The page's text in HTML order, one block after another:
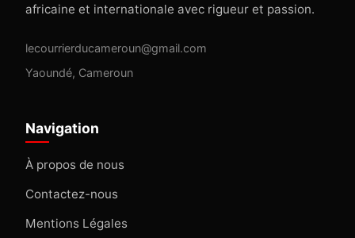
africaine et internationale avec rigueur et passion.
lecourrierducameroun@gmail.com
Yaoundé, Cameroun
Navigation
À propos de nous
Contactez-nous
Mentions Légales